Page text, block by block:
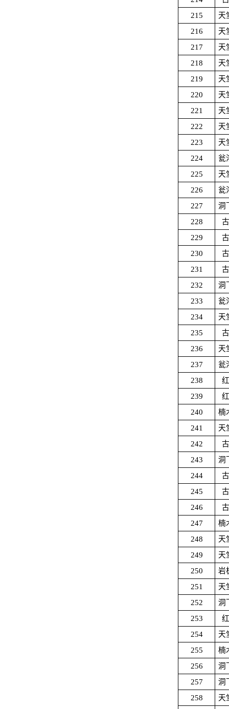
215
天
216
天
217
天
218
天
219
天
220
天
221
天
222
天
223
天
224
瓮
225
天
226
瓮
227
洞
228
229
230
231
232
洞
233
瓮
234
天
235
236
天
237
瓮
238
239
240
楠
241
天
242
243
洞
244
245
246
247
楠
248
天
249
天
250
岩
251
天
252
洞
253
254
天
255
楠
256
洞
257
洞
258
天